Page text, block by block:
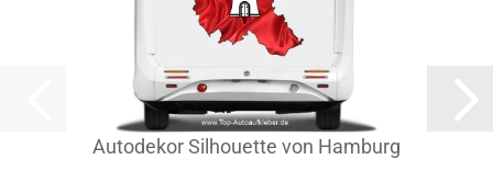
Autodekor Silhouette von Hamburg